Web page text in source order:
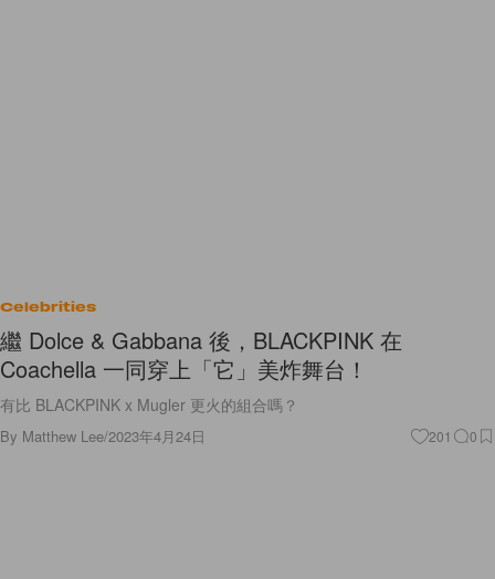
Celebrities
繼 Dolce & Gabbana 後，BLACKPINK 在
Coachella 一同穿上「它」美炸舞台！
有比 BLACKPINK x Mugler 更火的組合嗎？
By Matthew Lee/2023年4月24日 201 0